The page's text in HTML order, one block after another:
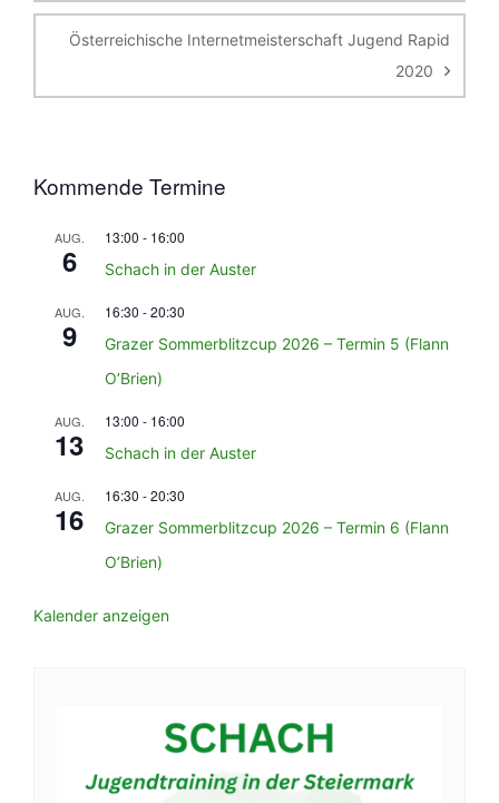
Österreichische Internetmeisterschaft Jugend Rapid
2020
Kommende Termine
AUG.
6
13:00 - 16:00
Schach in der Auster
AUG.
9
16:30 -20:30
Grazer Sommerblitzcup 2026 – Termin 5 (Flann
O’Brien)
AUG.
13
13:00 - 16:00
Schach in der Auster
AUG.
16
16:30 -20:30
Grazer Sommerblitzcup 2026 – Termin 6 (Flann
O’Brien)
Kalender anzeigen